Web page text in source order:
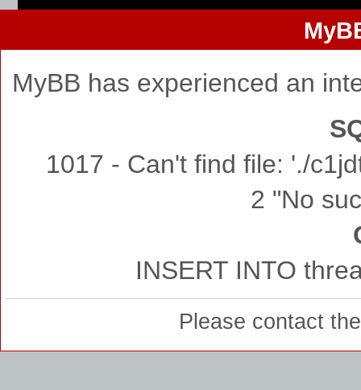
MyBB has experienced an
1017 - Can't find file: './
2 "No
INSERT INTO
Please contact